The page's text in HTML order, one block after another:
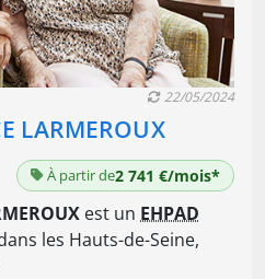
LARMEROUX
22/05/2024
À partir de2 741 €/mois*
est un EHPAD
les Hauts-de-Seine,